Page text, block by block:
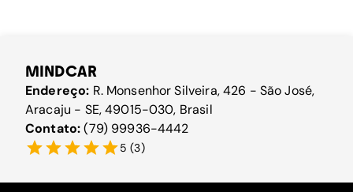
MINDCAR
Endereço: R. Monsenhor Silveira, 426 - São José,
Aracaju - SE, 49015-030, Brasil
Contato:(79) 99936-4442
5 (3)